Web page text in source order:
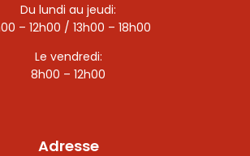
Du lundi au jeudi:
– 12h00 / 13h00 – 18h00
Le vendredi:
8h00 – 12h00
Adresse